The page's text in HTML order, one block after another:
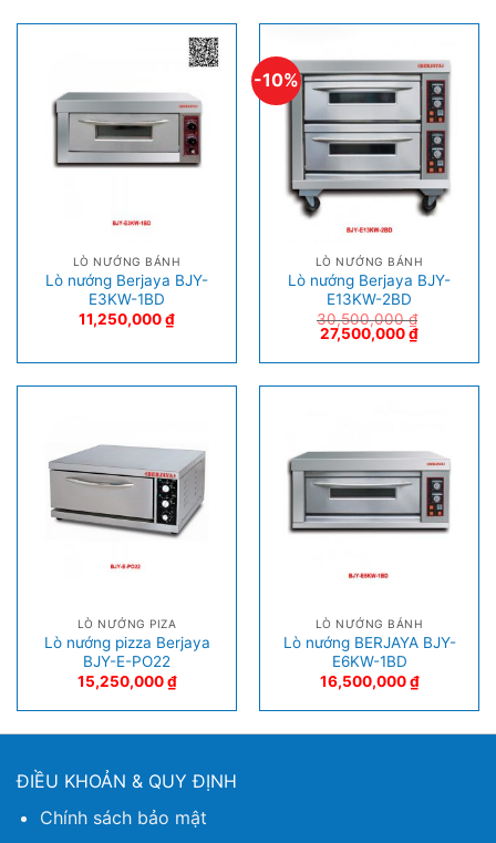
LÒ NƯỚNG BÁNH
Lò nướng Berjaya BJY-
E3KW-1BD
11,250,000₫
-10%
LÒ NƯỚNG BÁNH
Lò nướng Berjaya BJY-
E13KW-2BD
30,500,000₫
27,500,000₫
LÒ NƯỚNG PIZA
Lò nướng pizza Berjaya
BJY-E-PO22
15,250,000₫
LÒ NƯỚNG BÁNH
Lò nướng BERJAYA BJY-
E6KW-1BD
16,500,000₫
ĐIỀU KHOẢN & QUY ĐỊNH
Chính sách bảo mật